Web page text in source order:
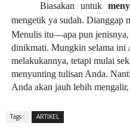
Biasakan untuk
mengetik ya sudah. Dianggap
Menulis itu—apa pun
dinikmati. Mungkin selama ini
melakukannya, tetapi mulai
menyunting tulisan Anda.
Anda akan jauh lebih
Tags : ARTIKEL